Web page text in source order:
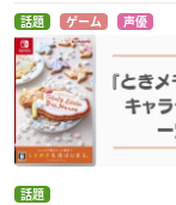
話題 ゲーム 声優
話題